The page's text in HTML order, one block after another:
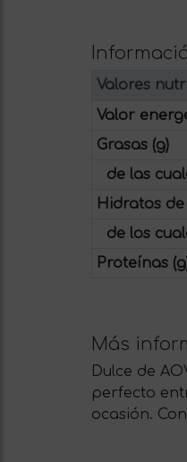
Valores
Valor
Grasas (g)
de las
Hidratos
de los
Proteínas
Más
Dulce de
perfecto
ocasión.